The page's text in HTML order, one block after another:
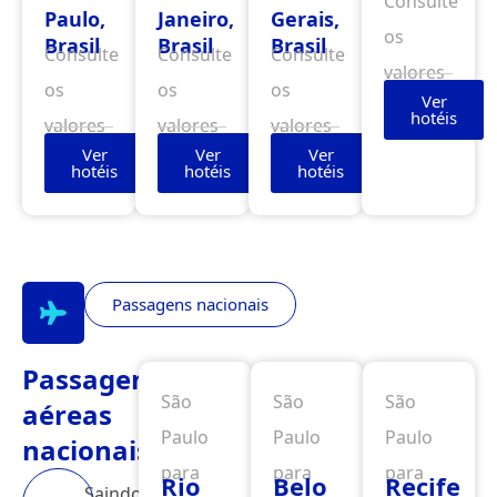
Paulo,
Brasil
Consulte
os
valores
Ver
hotéis
Janeiro,
Brasil
Consulte
os
valores
Ver
hotéis
Gerais,
Brasil
Consulte
os
valores
Ver
hotéis
os
valores
Ver
hotéis
Passagens nacionais
Passagens
aéreas
nacionais
São
Paulo
para
Rio
São
Paulo
para
Belo
São
Paulo
para
Recife